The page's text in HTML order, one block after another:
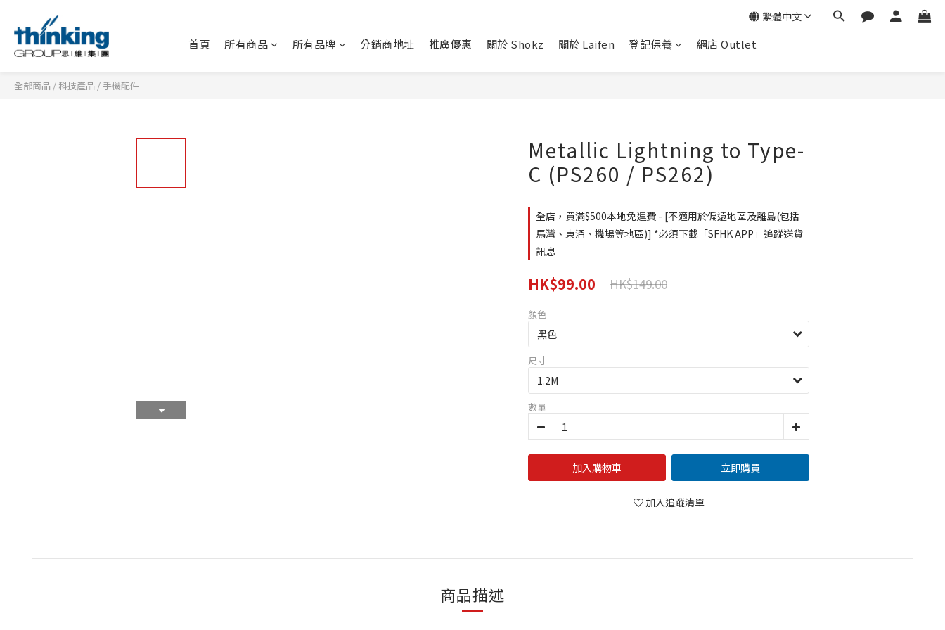
首頁 所有商品 所有品牌 分銷商地址 推廣優惠 關於 Shokz 關於 Laifen 登記保養 網店 Outlet
繁體中文
全部商品 / 科技產品 /手機配件
Metallic Lightning to Type-
C (PS260 / PS262)
全店，買滿$500本地免運費 - [不適用於偏遠地區及離島(包括
馬灣、東涌、機場等地區)] *必須下載「SFHK APP」追蹤送貨
訊息
HK$99.00 HK$149.00
顏色
尺寸
數量
加入購物車 立即購買
加入追蹤清單
商品描述